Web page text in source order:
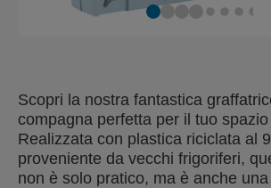
Scopri la nostra fantastica
compagna perfetta per il tuo
Realizzata con plastica riciclata al
proveniente da vecchi frigoriferi,
non è solo pratico, ma è anche